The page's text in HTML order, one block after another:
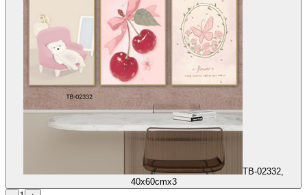
TB-02332,
40x60cmx3